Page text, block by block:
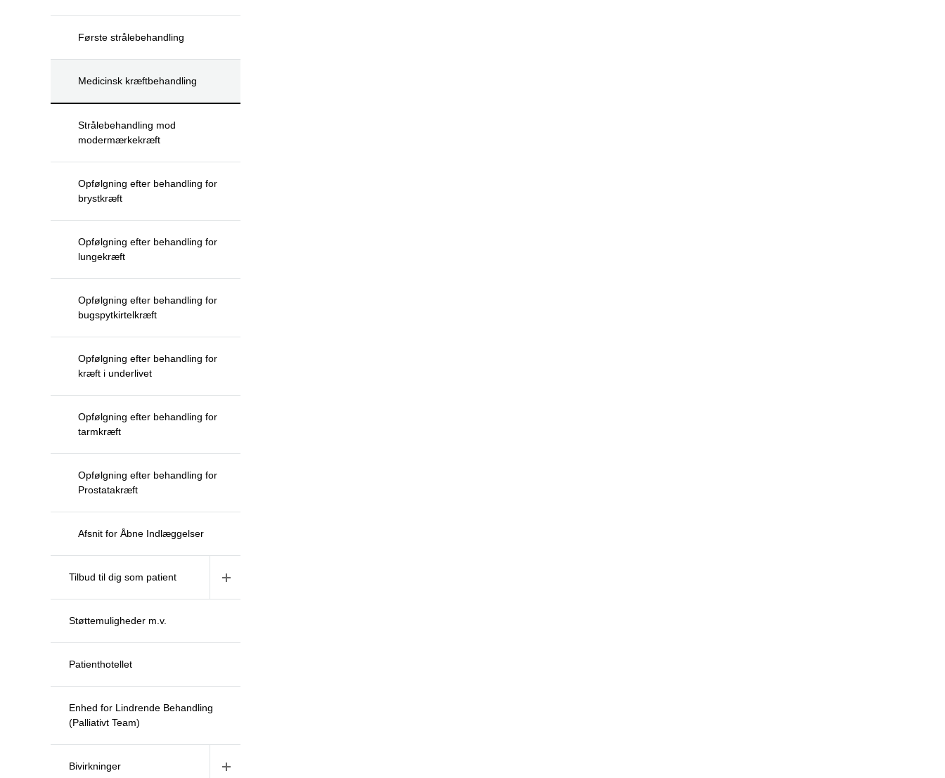
Første strålebehandling
Medicinsk kræftbehandling
Strålebehandling mod
modermærkekræft
Opfølgning efter behandling for
brystkræft
Opfølgning efter behandling for
lungekræft
Opfølgning efter behandling for
bugspytkirtelkræft
Opfølgning efter behandling for
kræft i underlivet
Opfølgning efter behandling for
tarmkræft
Opfølgning efter behandling for
Prostatakræft
Afsnit for Åbne Indlæggelser
Tilbud til dig som patient
Støttemuligheder m.v.
Patienthotellet
Enhed for Lindrende Behandling
(Palliativt Team)
Bivirkninger